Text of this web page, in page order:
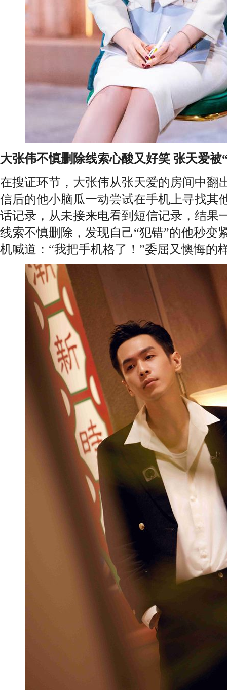
大张伟不慎删除线索心酸又好笑 张天爱被
在搜证环节，大张伟从张天爱的房间中翻
信后的他小脑瓜一动尝试在手机上寻找其
话记录，从未接来电看到短信记录，结果
线索不慎删除，发现自己“犯错”的他秒变
机喊道：“我把手机格了！”委屈又懊悔的